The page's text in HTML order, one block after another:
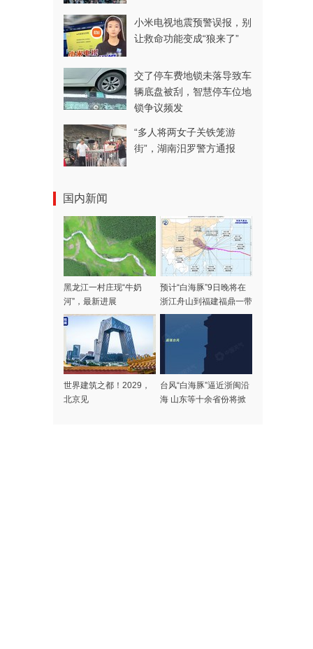
小米电视地震预警误报，别
让救命功能变成“狼来了”
交了停车费地锁未落导致车
辆底盘被刮，智慧停车位地
锁争议频发
“多人将两女子关铁笼游
街”，湖南汨罗警方通报
国内新闻
黑龙江一村庄现“牛奶
河”，最新进展
预计“白海豚”9日晚将在
浙江舟山到福建福鼎一带
沿海登陆
世界建筑之都！2029，
北京见
台风“白海豚”逼近浙闽沿
海 山东等十余省份将掀